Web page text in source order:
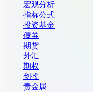
宏观分析
指标公式
投资基金
债券
期货
外汇
期权
创投
贵金属